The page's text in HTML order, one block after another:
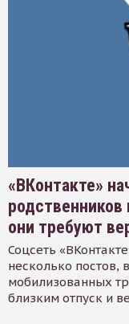
«ВКонтакте»
они требуют
Соцсеть
несколько постов,
мобилизованных
близким отпуск и